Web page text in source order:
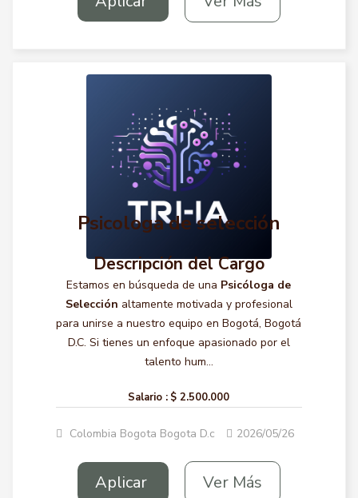
Psicologa de selección
Descripción del Cargo
Estamos en búsqueda de una Psicóloga de
Selección altamente motivada y profesional
para unirse a nuestro equipo en Bogotá, Bogotá
D.C. Si tienes un enfoque apasionado por el
talento hum...
Salario : $ 2.500.000
Colombia Bogota Bogota D.c 2026/05/26
Aplicar Ver Más